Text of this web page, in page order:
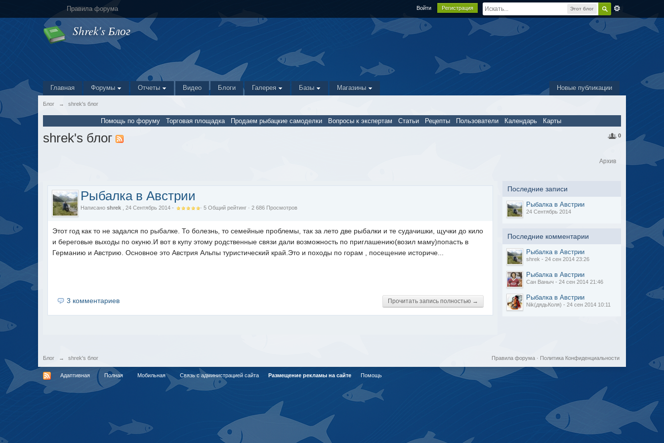
Этот блог
Правила форума Войти Регистрация
Shrek's Блог
Новые публикации
Главная Форумы Отчеты Видео Блоги Галерея Базы Магазины
Блог → shrek's блог
Помощь по форуму Торговая площадка Продаем рыбацкие самоделки Вопросы к экспертам Статьи Рецепты Пользователи Календарь Карты
0
shrek's блог
Архив
Рыбалка в Австрии
Написаноshrek , 24 Сентябрь 2014 - ·5 Общий рейтинг · 2 686 Просмотров
Этот год как то не задался по рыбалке. То болезнь, то семейные проблемы, так за лето две рыбалки и те судачишки, щучки до кило
и береговые выходы по окуню.И вот в купу этому родственные связи дали возможность по приглашению(возил маму)попасть в
Германию и Австрию. Основное это Австрия Альпы туристический край.Это и походы по горам , посещение историче...
Прочитать запись полностью →
3 комментариев
Последние записи
Рыбалка в Австрии
24 Сентябрь 2014
Последние комментарии
Рыбалка в Австрии
shrek - 24 сен 2014 23:26
Рыбалка в Австрии
Сан Ваныч - 24 сен 2014 21:46
Рыбалка в Австрии
Nik(дядьКоля) - 24 сен 2014 10:11
Блог → shrek's блог Политика Конфиденциальности
Правила форума·
Адаптивная Полная Мобильная Связь с администрацией сайта Размещение рекламы на сайте Помощь